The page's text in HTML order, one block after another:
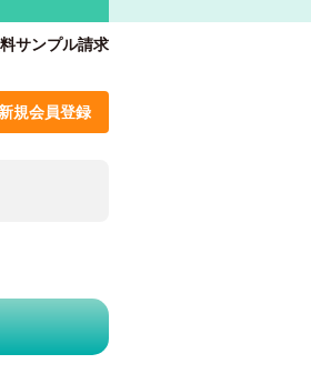
サンプル請求
規会員登録